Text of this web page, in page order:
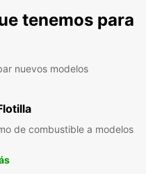
tenemos para
nuevos modelos
de combustible a modelos